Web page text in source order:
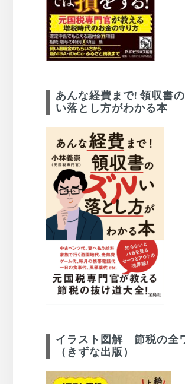
あんな経費まで! 領収書
い落とし方がわかる本
イラスト図解 節税の全
（きずな出版）